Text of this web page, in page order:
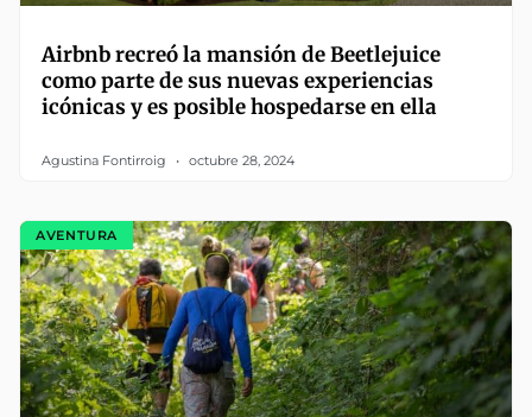
Airbnb recreó la mansión de Beetlejuice
como parte de sus nuevas experiencias
icónicas y es posible hospedarse en ella
Agustina Fontirroig octubre 28, 2024
AVENTURA